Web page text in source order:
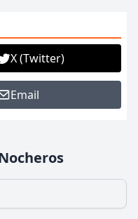
X (Twitter)
Email